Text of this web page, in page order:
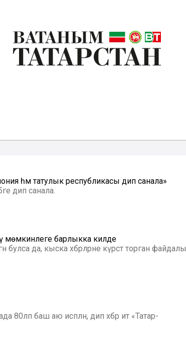
һәм татулык республикасы дип санала»
дип санала.
мөмкинлеге барлыкка килде
да, кыска хәбәрләрне күрсәтә торган файдалы
баш аю исәпләнә, дип хәбәр итә «Татар-